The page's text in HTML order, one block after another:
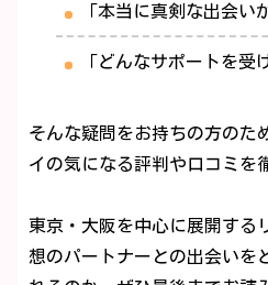
「本当に真剣な出会い
「どんなサポートを受
そんな疑問をお持ちの方のた
イの気になる評判や口コミを
東京・大阪を中心に展開する
想のパートナーとの出会いを